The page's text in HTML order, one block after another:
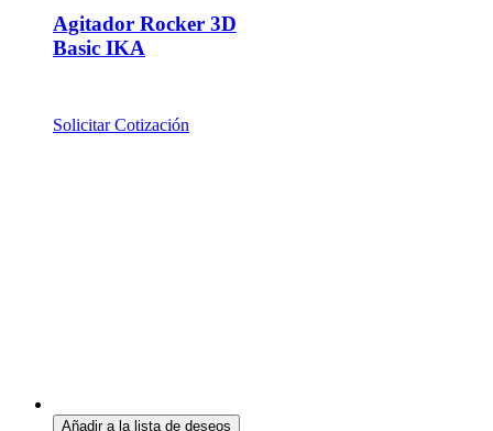
Agitador Rocker 3D
Basic IKA
Solicitar Cotización
Añadir a la lista de deseos